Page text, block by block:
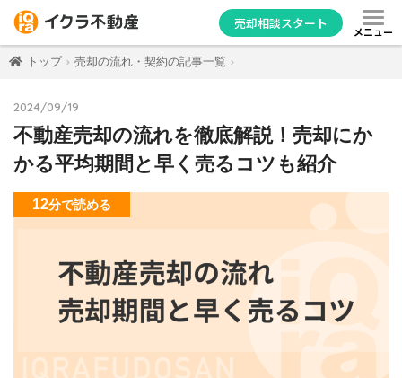
売却相談スタート
メニュー
トップ 売却の流れ・契約の記事一覧
2024/09/19
不動産売却の流れを徹底解説！売却にか
かる平均期間と早く売るコツも紹介
12分で読める